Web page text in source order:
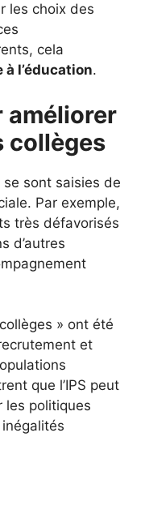
les choix des
cela
l’éducation.
améliorer
collèges
sont saisies de
Par exemple,
très défavorisés
d’autres
» ont été
et
que l’IPS peut
les politiques